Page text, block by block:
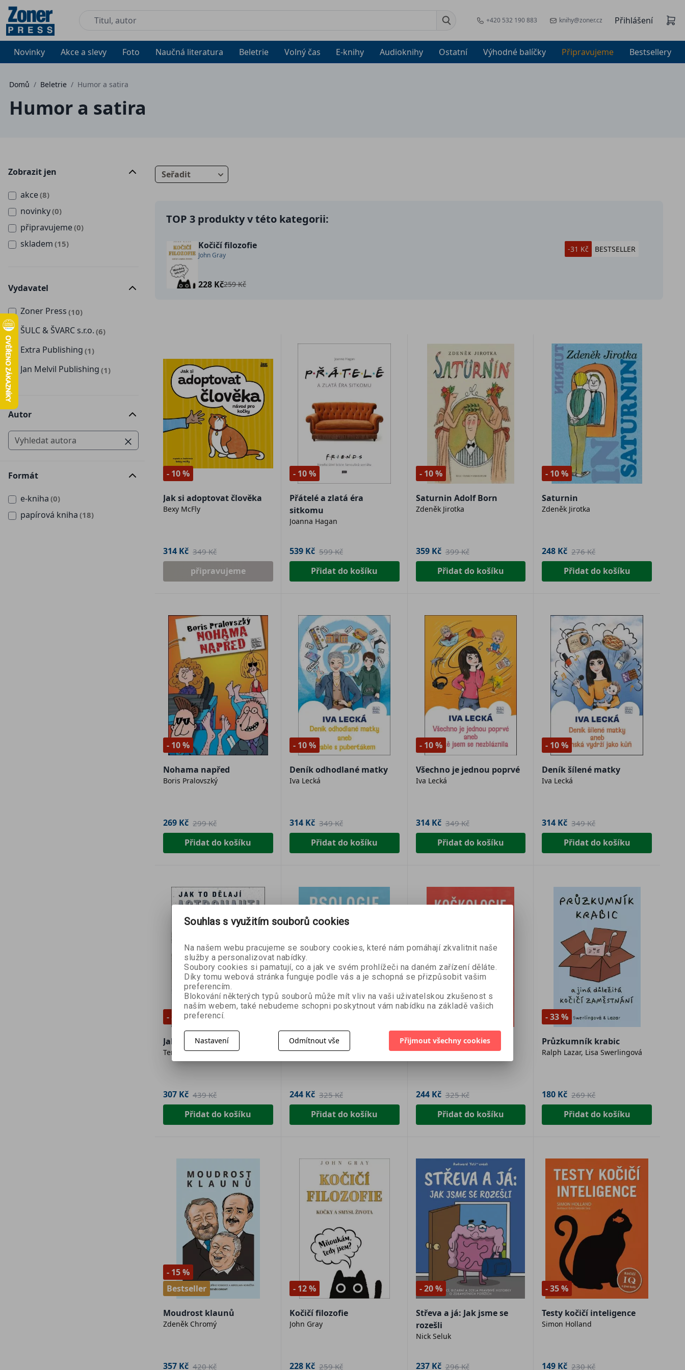
+420 532 190 883 knihy@zoner.cz Přihlášení
Novinky Akce a slevy Foto Naučná literatura Beletrie Volný čas E-knihy Audioknihy Ostatní Výhodné balíčky Připravujeme Bestsellery
Domů / Beletrie / Humor a satira
Humor a satira
Zobrazit jen
akce(8)
novinky(0)
připravujeme(0)
skladem (15)
Vydavatel
Zoner Press (10)
ŠULC & ŠVARC s.r.o. (6)
Extra Publishing (1)
Jan Melvil Publishing (1)
Autor
Formát
e-kniha (0)
papírová kniha (18)
Seřadit
TOP 3 produkty v této kategorii:
Kočičí filozofie
John Gray
228 Kč259 Kč
-31 Kč BESTSELLER
- 10 %
Jak si adoptovat člověka
Bexy McFly
314 Kč 349 Kč
připravujeme
- 10 %
Přátelé a zlatá éra
sitkomu
Joanna Hagan
539 Kč 599 Kč
Přidat do košíku
- 10 %
Saturnin Adolf Born
Zdeněk Jirotka
359 Kč 399 Kč
Přidat do košíku
- 10 %
Saturnin
Zdeněk Jirotka
248 Kč 276 Kč
Přidat do košíku
- 10 %
Nohama napřed
Boris Pralovszký
269 Kč 299 Kč
Přidat do košíku
- 10 %
Deník odhodlané matky
Iva Lecká
314 Kč 349 Kč
Přidat do košíku
- 10 %
Všechno je jednou poprvé
Iva Lecká
314 Kč 349 Kč
Přidat do košíku
- 10 %
Deník šílené matky
Iva Lecká
314 Kč 349 Kč
Přidat do košíku
- 30 %
Jak to dělají astronauti
Terry Virts
307 Kč 439 Kč
Přidat do košíku
Psologie
Felix Osborne
244 Kč 325 Kč
Přidat do košíku
- 25 %
Kočkologie
Ruby Fosterová
244 Kč 325 Kč
Přidat do košíku
- 33 %
Průzkumník krabic
Ralph Lazar, Lisa Swerlingová
180 Kč 269 Kč
Přidat do košíku
- 15 %
Bestseller
Moudrost klaunů
Zdeněk Chromý
357 Kč 420 Kč
- 12 %
Kočičí filozofie
John Gray
228 Kč 259 Kč
- 20 %
Střeva a já: Jak jsme se
rozešli
Nick Seluk
237 Kč 296 Kč
- 35 %
Testy kočičí inteligence
Simon Holland
149 Kč 230 Kč
Souhlas s využitím souborů cookies
Na našem webu pracujeme se soubory cookies, které nám pomáhají zkvalitnit naše
služby a personalizovat nabídky.
Soubory cookies si pamatují, co a jak ve svém prohlížeči na daném zařízení děláte.
Díky tomu webová stránka funguje podle vás a je schopná se přizpůsobit vašim
preferencím.
Blokování některých typů souborů může mít vliv na vaši uživatelskou zkušenost s
naším webem, také nebudeme schopni poskytnout vám nabídku na základě vašich
preferencí.
Nastavení Odmítnout vše Přijmout všechny cookies